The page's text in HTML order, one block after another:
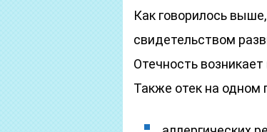
Как говорилось
свидетельством
Отечность
Также отек на одном